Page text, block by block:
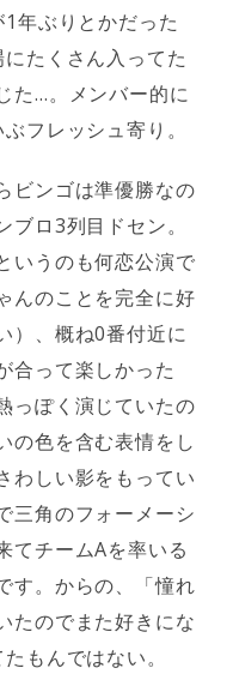
年ぶりとかだった
たくさん入ってた
た…。メンバー的に
フレッシュ寄り。
ビンゴは準優勝なの
ロ3列目ドセン。
いうのも何恋公演で
んのことを完全に好
）、概ね0番付近に
合って楽しかった
っぽく演じていたの
の色を含む表情をし
わしい影をもってい
三角のフォーメーシ
てチームAを率いる
す。からの、「憧れ
たのでまた好きにな
もんではない。